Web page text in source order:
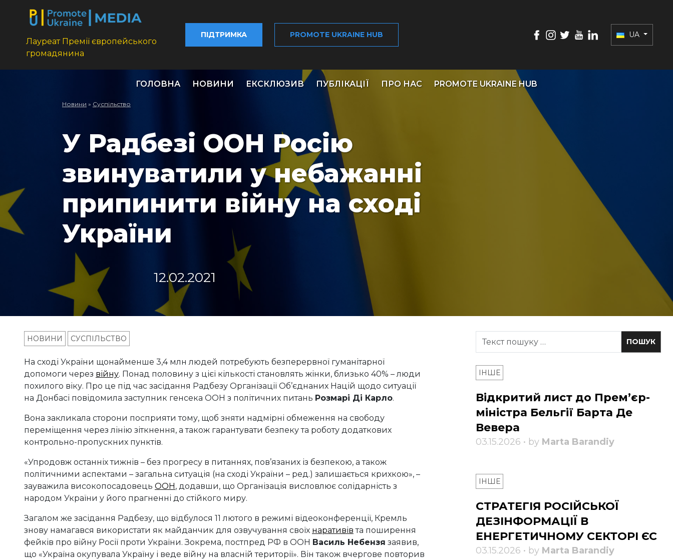
Лауреат Премії європейського
громадянина
ПІДТРИМКА PROMOTE UKRAINE HUB UA
ГОЛОВНА НОВИНИ ЕКСКЛЮЗИВ ПУБЛІКАЦІЇ ПРО НАС PROMOTE UKRAINE HUB
Новини » Суспільство
У Радбезі ООН Росію
звинуватили у небажанні
припинити війну на сході
України
12.02.2021
НОВИНИ СУСПІЛЬСТВО
На сході України щонайменше 3,4 млн людей потребують безперервної гуманітарної
допомоги через війну. Понад половину з цієї кількості становлять жінки, близько 40% – люди
похилого віку. Про це під час засідання Радбезу Організації Об’єднаних Націй щодо ситуації
на Донбасі повідомила заступник генсека ООН з політичних питань Розмарі Ді Карло.
Вона закликала сторони посприяти тому, щоб зняти надмірні обмеження на свободу
переміщення через лінію зіткнення, а також гарантувати безпеку та роботу додаткових
контрольно-пропускних пунктів.
«Упродовж останніх тижнів – без прогресу в питаннях, пов’язаних із безпекою, а також
політичними аспектами – загальна ситуація (на сході України – ред.) залишається крихкою», –
зауважила високопосадовець ООН , додавши, що Організація висловлює солідарність з
народом України у його прагненні до стійкого миру.
Загалом же засідання Радбезу, що відбулося 11 лютого в режимі відеоконференції, Кремль
знову намагався використати як майданчик для озвучування своїх наративів та поширення
фейків про війну Росії проти України. Зокрема, постпред РФ в ООН Василь Небензя заявив,
що «Україна окупувала Україну і веде війну на власній території». Він також вчергове повторив
ІНШЕ
Відкритий лист до Прем’єр-
міністра Бельгії Барта Де
Вевера
03.15.2026 • by Marta Barandiy
ІНШЕ
СТРАТЕГІЯ РОСІЙСЬКОЇ
ДЕЗІНФОРМАЦІЇ В
ЕНЕРГЕТИЧНОМУ СЕКТОРІ ЄС
03.15.2026 • by Marta Barandiy